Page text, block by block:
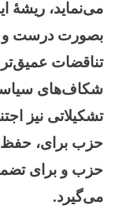
می‌نماید، ریشۀ
بصورت درست و
تناقضات
شکاف‌های
تشکیلاتی نیز
حزب برای،
حزب و برای
می‌گیرد.